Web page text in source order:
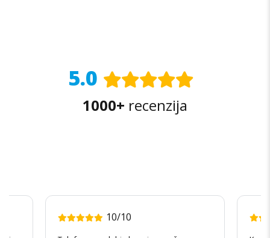
5.0
1000+ recenzija
10/10